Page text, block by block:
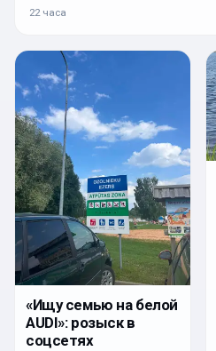
22 часа
«Ищу семью на белой
AUDI»: розыск в
соцсетях